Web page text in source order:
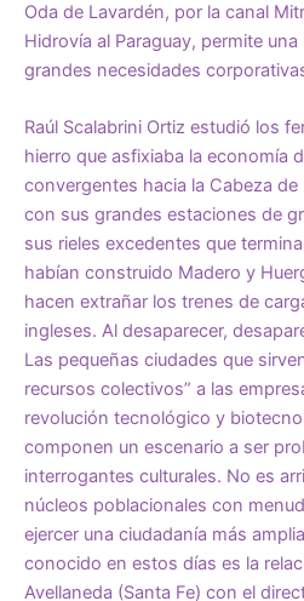
Oda de Lavardén, por la canal
Hidrovía al Paraguay, permite
grandes necesidades
Raúl Scalabrini Ortiz estudió los
hierro que asfixiaba la economía
convergentes hacia la Cabeza de
con sus grandes estaciones de
sus rieles excedentes que
habían construido Madero y
hacen extrañar los trenes de
ingleses. Al desaparecer,
Las pequeñas ciudades que
recursos colectivos” a las
revolución tecnológico y
componen un escenario a ser
interrogantes culturales. No es
núcleos poblacionales con
ejercer una ciudadanía más
conocido en estos días es la
Avellaneda (Santa Fe) con el